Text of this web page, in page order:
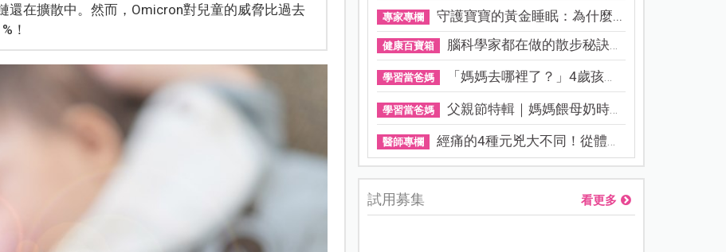
還在擴散中。然而，Omicron對兒童的威脅比過去
！
專家專欄 守護寶寶的黃金睡眠：為什麼...
健康百寶箱 腦科學家都在做的散步秘訣！...
學習當爸媽 「媽媽去哪裡了？」4歲孩子還...
學習當爸媽 父親節特輯｜媽媽餵母奶時，...
醫師專欄 經痛的4種元兇大不同！從體質...
試用募集 看更多